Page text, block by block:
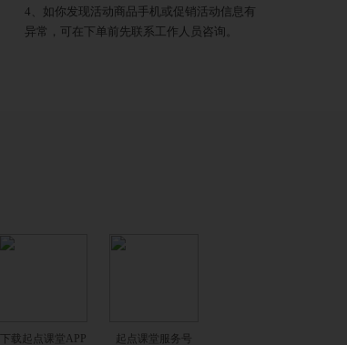
4、如你发现活动商品手机或促销活动信息有
异常，可在下单前先联系工作人员咨询。
下载起点课堂APP 起点课堂服务号